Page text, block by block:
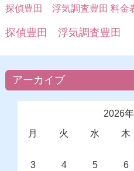
探偵豊田 浮気調査豊田 料金
探偵豊田 浮気調査豊田
アーカイブ
2026
月
火 水 木
3
4 5 6